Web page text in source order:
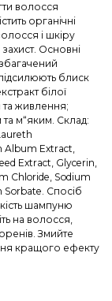
волосся
органічні
і шкіру
Основні
блиск
білої
живлення;
м“яким. Склад:
Album Extract,
Extract, Glycerin,
Chloride, Sodium
Sorbate. Спосіб
шампуню
на волосся,
Змийте
кращого ефекту